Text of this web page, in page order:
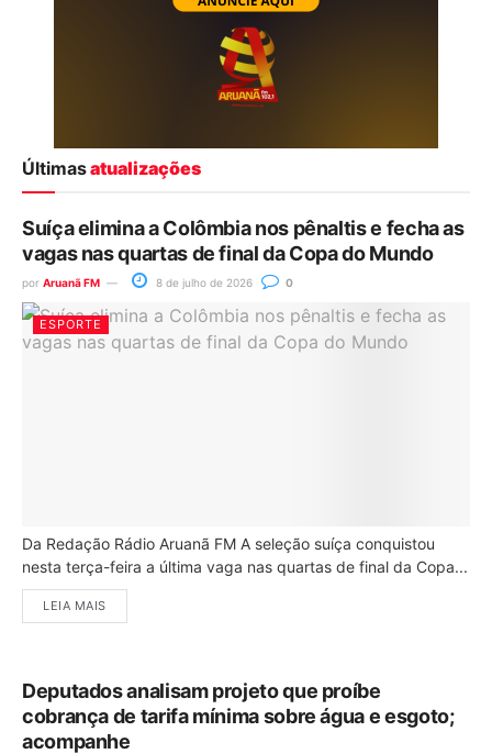
Últimasatualizações
Suíça elimina a Colômbia nos pênaltis e fecha as
vagas nas quartas de final da Copa do Mundo
por Aruanã FM 8 de julho de 2026 0
ESPORTE
Da Redação Rádio Aruanã FM A seleção suíça conquistou
nesta terça-feira a última vaga nas quartas de final da Copa...
LEIA MAIS
Deputados analisam projeto que proíbe
cobrança de tarifa mínima sobre água e esgoto;
acompanhe